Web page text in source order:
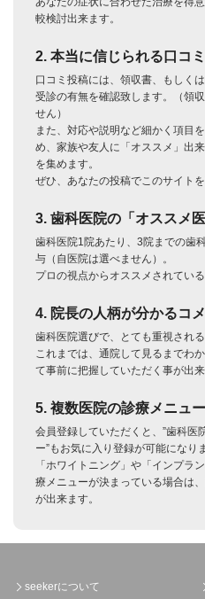
較検討出来ます。
2. 本当に信じられる口コミ
口コミ投稿には、領収書、もしく
受診の有無を確認致します。（領
せん）
また、対応や説明など細かく項目
め、家族や友人に「オススメ」出
を集めます。
ぜひ、あなたの投稿でこのサイトを
3. 歯科医院の「オススメ
歯科医院1院あたり、3院までの歯
与（自医院は選べません）。
プロの視点からオススメされてい
4. 院長の人柄が分かるコ
歯科医院選びで、とても重視される
これまでは、通院して見るまでわ
て事前に把握していただく事が出来
5. 複数医院の診療メニュ
会員登録していただくと、”歯科医
ー”もお気に入り登録が可能になり
「ホワイトニング」や「インプラ
療メニューが決まっている場合は
が出来ます。
seekerについて